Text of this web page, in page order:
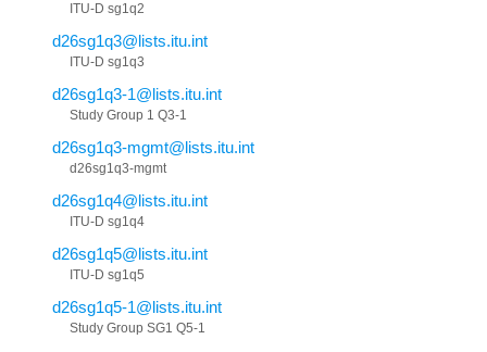
ITU-D sg1q2
d26sg1q3@lists.itu.int
ITU-D sg1q3
d26sg1q3-1@lists.itu.int
Study Group 1 Q3-1
d26sg1q3-mgmt@lists.itu.int
d26sg1q3-mgmt
d26sg1q4@lists.itu.int
ITU-D sg1q4
d26sg1q5@lists.itu.int
ITU-D sg1q5
d26sg1q5-1@lists.itu.int
Study Group SG1 Q5-1